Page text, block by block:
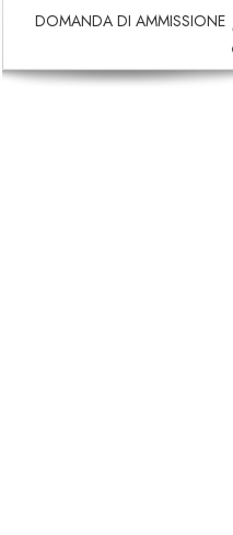
DOMANDA DI AMMISSIONE